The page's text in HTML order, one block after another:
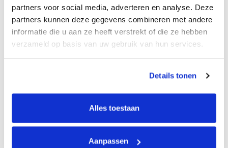
partners voor social media, adverteren en analyse. Deze
partners kunnen deze gegevens combineren met andere
informatie die u aan ze heeft verstrekt of die ze hebben
verzameld op basis van uw gebruik van hun services.
Details tonen
Alles toestaan
Aanpassen
Het is begrijpelijk dat je vragen hebt over de
staat van een importauto. Hoe weet je zeker
dat de auto geen verborgen gebreken heeft
of dat de kilometerstand klopt? Gelukkig kun
een aankoopkeuring inplannen bij één van
grondig, zodat je met een gerust hart tot
aankoop kunt overgaan.